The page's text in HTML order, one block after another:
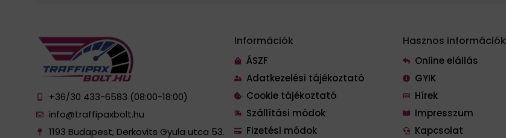
+36/30 433-6583 (08:00-18:00)
info@traffipaxbolt.hu
1193 Budapest, Derkovits Gyula utca 53.
Információk
ÁSZF
Adatkezelési tájékoztató
Cookie tájékoztató
Szállítási módok
Fizetési módok
Hasznos információk
Online elállás
GYIK
Hírek
Impresszum
Kapcsolat